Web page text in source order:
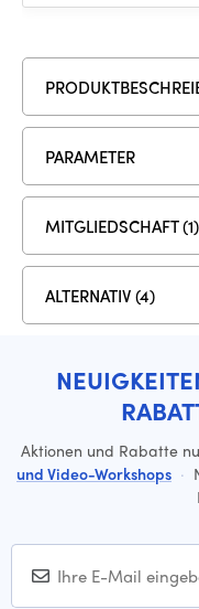
PARAMETER
MITGLIEDSCHAFT (1)
ALTERNATIV (4)
Aktionen und Rabatte
und Video-Workshops ·